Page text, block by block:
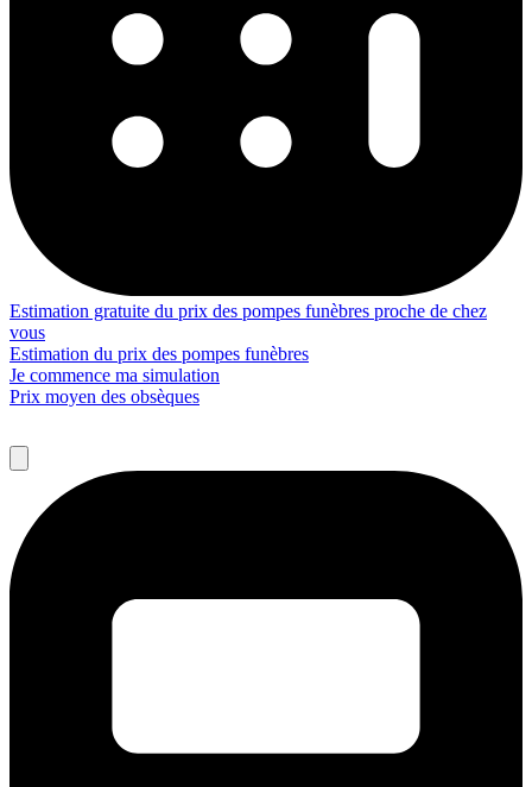
Estimation gratuite du prix des pompes funèbres proche de chez
vous
Estimation du prix des pompes funèbres
Je commence ma simulation
Prix moyen des obsèques